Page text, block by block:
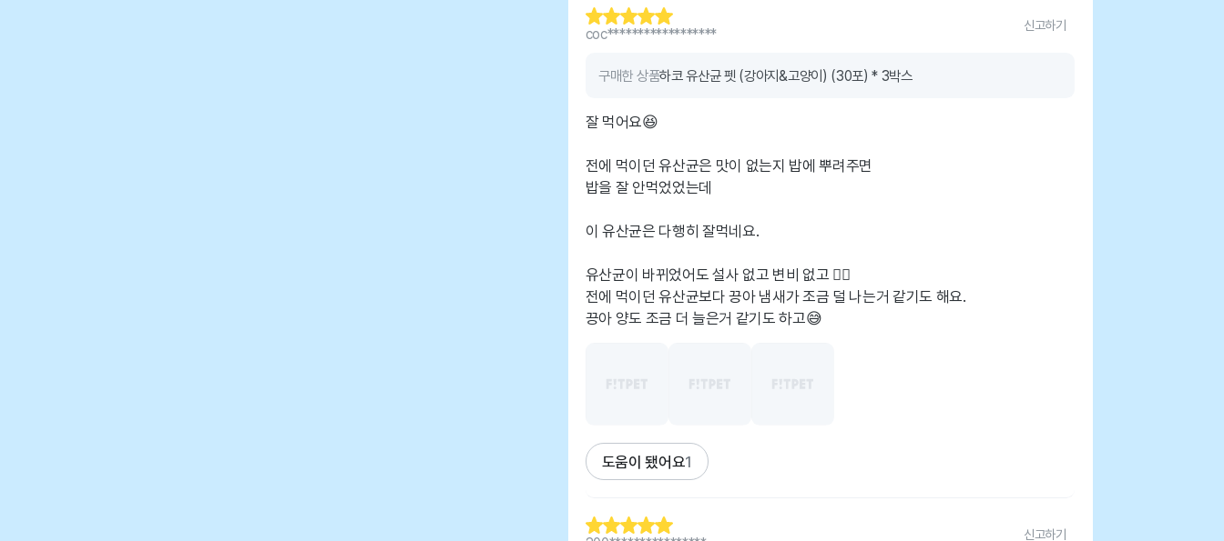
coc******************
신고하기
구매한 상품하코 유산균 펫 (강아지&고양이) (30포) * 3박스
잘 먹어요😆
전에 먹이던 유산균은 맛이 없는지 밥에 뿌려주면
밥을 잘 안먹었었는데
이 유산균은 다행히 잘먹네요.
유산균이 바뀌었어도 설사 없고 변비 없고 👍🏻
전에 먹이던 유산균보다 끙아 냄새가 조금 덜 나는거 같기도 해요.
끙아 양도 조금 더 늘은거 같기도 하고😅
도움이 됐어요1
신고하기